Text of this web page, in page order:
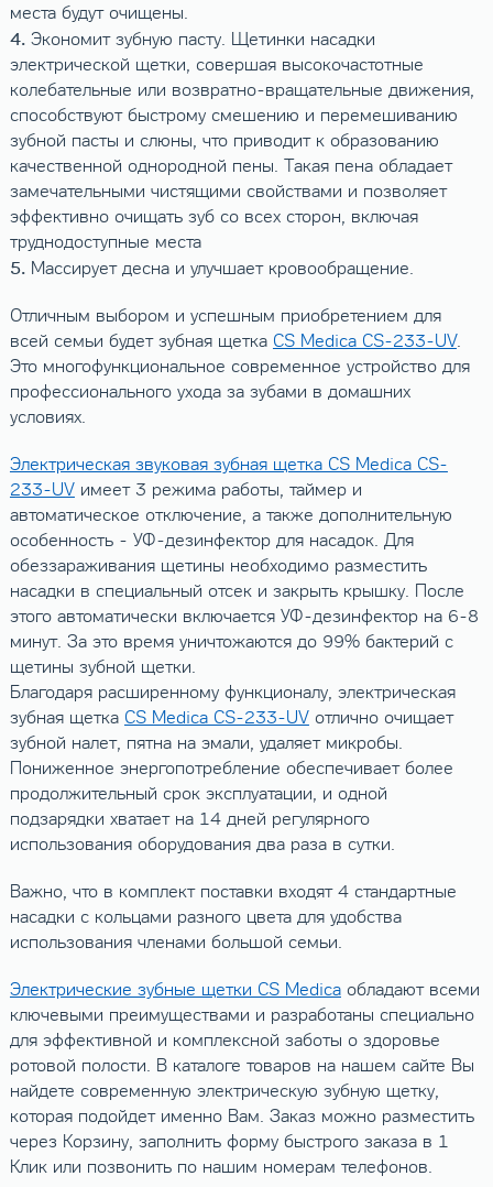
места будут очищены.
4.Экономит зубную пасту. Щетинки насадки
электрической щетки, совершая высокочастотные
колебательные или возвратно-вращательные движения,
способствуют быстрому смешению и перемешиванию
зубной пасты и слюны, что приводит к образованию
качественной однородной пены. Такая пена обладает
замечательными чистящими свойствами и позволяет
эффективно очищать зуб со всех сторон, включая
труднодоступные места
5.Массирует десна и улучшает кровообращение.
Отличным выбором и успешным приобретением для
всей семьи будет зубная щетка CS Medica CS-233-UV.
Это многофункциональное современное устройство для
профессионального ухода за зубами в домашних
условиях.
Электрическая звуковая зубная щетка CS Medica CS-
233-UVимеет 3 режима работы, таймер и
автоматическое отключение, а также дополнительную
особенность - УФ-дезинфектор для насадок. Для
обеззараживания щетины необходимо разместить
насадки в специальный отсек и закрыть крышку. После
этого автоматически включается УФ-дезинфектор на 6-8
минут. За это время уничтожаются до 99% бактерий с
щетины зубной щетки.
Благодаря расширенному функционалу, электрическая
зубная щетка CS Medica CS-233-UVотлично очищает
зубной налет, пятна на эмали, удаляет микробы.
Пониженное энергопотребление обеспечивает более
продолжительный срок эксплуатации, и одной
подзарядки хватает на 14 дней регулярного
использования оборудования два раза в сутки.
Важно, что в комплект поставки входят 4 стандартные
насадки с кольцами разного цвета для удобства
использования членами большой семьи.
Электрические зубные щетки CS Medicaобладают всеми
ключевыми преимуществами и разработаны специально
для эффективной и комплексной заботы о здоровье
ротовой полости. В каталоге товаров на нашем сайте Вы
найдете современную электрическую зубную щетку,
которая подойдет именно Вам. Заказ можно разместить
через Корзину, заполнить форму быстрого заказа в 1
Клик или позвонить по нашим номерам телефонов.